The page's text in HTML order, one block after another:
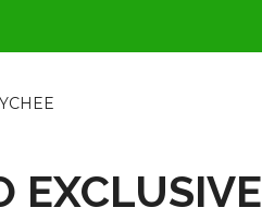
EXCLUSIVE